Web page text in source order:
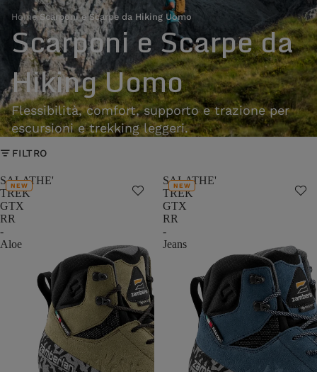
Home›Scarponi e Scarpe da Hiking Uomo
Scarponi e Scarpe da
Hiking Uomo
Flessibilità, comfort, supporto e trazione per
escursioni e trekking leggeri.
FILTRO
SALATHE'
TREK
GTX
RR
-
Aloe
NEW
SALATHE'
TREK
GTX
RR
-
Jeans
NEW